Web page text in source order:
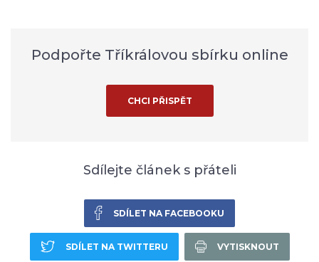
Podpořte Tříkrálovou sbírku online
CHCI PŘISPĚT
Sdílejte článek s přáteli
SDÍLET NA FACEBOOKU
SDÍLET NA TWITTERU VYTISKNOUT